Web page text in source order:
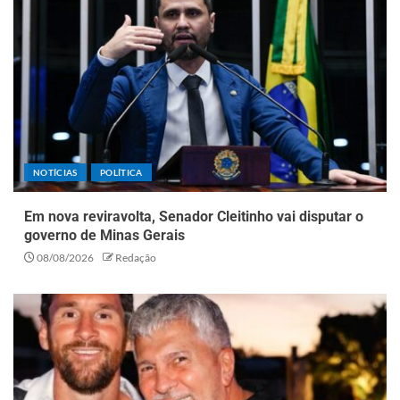
NOTÍCIAS POLÍTICA
Em nova reviravolta, Senador Cleitinho vai disputar o
governo de Minas Gerais
08/08/2026 Redação